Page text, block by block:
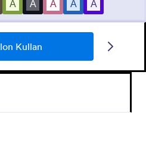
Kullan
bu çok basit